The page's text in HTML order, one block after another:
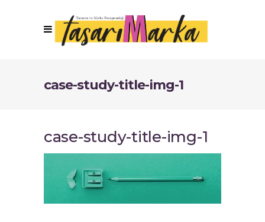
case-study-title-img-1
case-study-title-img-1